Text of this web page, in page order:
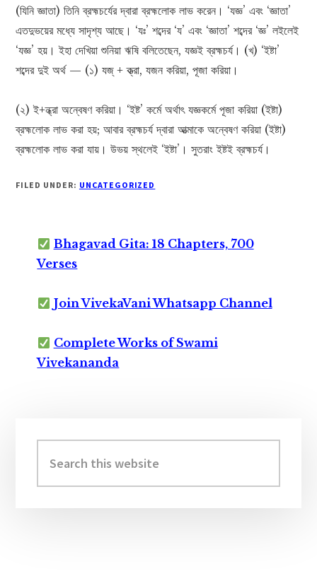
(যিনি জ্ঞাতা) তিনি ব্রহ্মচর্যের দ্বারা ব্রহ্মলোক লাভ করেন। ‘যজ্ঞ’ এবং ‘জ্ঞাতা’
এতদুভয়ের মধ্যে সাদৃশ্য আছে। ‘যঃ’ শব্দের ‘য’ এবং ‘জ্ঞাতা’ শব্দের ‘জ্ঞ’ লইলেই
‘যজ্ঞ’ হয়। ইহা দেখিয়া শুনিয়া ঋষি বলিতেছেন, যজ্ঞই ব্রহ্মচর্য। (খ) ‘ইষ্টা’
শব্দের দুই অর্থ — (১) যজ্ + ক্ত্রা, যজন করিয়া, পূজা করিয়া।
(২) ই+ন্ধ্রা অন্বেষণ করিয়া। ‘ইষ্ট’ কর্মে অর্থাৎ যজ্ঞকর্মে পূজা করিয়া (ইষ্টা)
ব্রহ্মলোক লাভ করা হয়; আবার ব্রহ্মচর্য দ্বারা আত্মাকে অন্বেষণ করিয়া (ইষ্টা)
ব্রহ্মলোক লাভ করা যায়। উভয় স্থলেই ‘ইষ্টা’। সুতরাং ইষ্টই ব্রহ্মচর্য।
FILED UNDER: UNCATEGORIZED
Bhagavad Gita: 18 Chapters, 700
Verses
Join VivekaVani Whatsapp Channel
Complete Works of Swami
Vivekananda
Sidebar
this
website